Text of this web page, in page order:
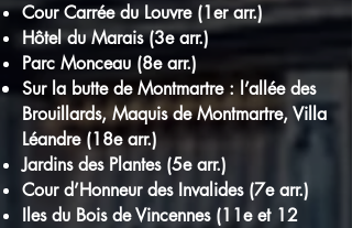
Cour Carrée du Louvre (1er arr.)
Hôtel du Marais (3e arr.)
Parc Monceau (8e arr.)
Sur la butte de Montmartre : l’allée des
Brouillards, Maquis de Montmartre, Villa
Léandre (18e arr.)
Jardins des Plantes (5e arr.)
Cour d’Honneur des Invalides (7e arr.)
Iles du Bois de Vincennes (11e et 12